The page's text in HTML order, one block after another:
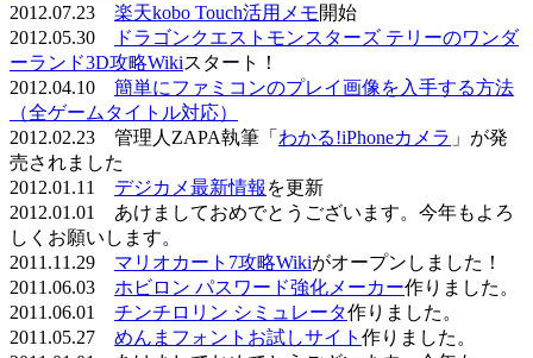
2012.07.23 楽天kobo Touch活用メモ開始
2012.05.30
ドラゴンクエストモンスターズ テリーのワンダ
ーランド3D攻略Wikiスタート！
2012.04.10 簡単にファミコンのプレイ画像を入手する方法
（全ゲームタイトル対応）
2012.02.23 管理人ZAPA執筆「 わかる!iPhoneカメラ 」が発
売されました
2012.01.11 デジカメ最新情報 を更新
2012.01.01 あけましておめでとうございます。今年もよろ
しくお願いします。
2011.11.29 マリオカート7攻略Wikiがオープンしました！
2011.06.03 ホビロン パスワード強化メーカー作りました。
2011.06.01 チンチロリン シミュレータ作りました。
2011.05.27 めんまフォントお試しサイト 作りました。